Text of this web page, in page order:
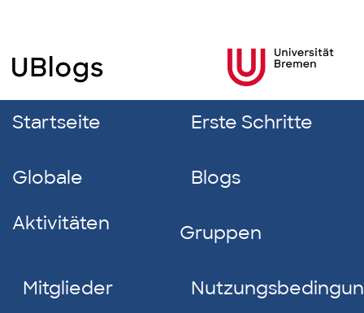
Startseite Erste Schritte
Globale
Aktivitäten
Blogs
Gruppen
Mitglieder